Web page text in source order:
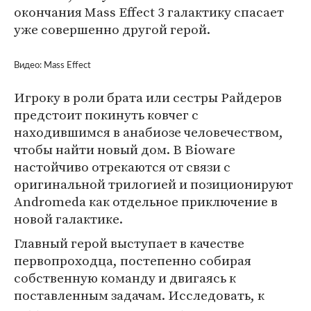
окончания Mass Effect 3 галактику спасает
уже совершенно другой герой.
Видео: Mass Effect
Игроку в роли брата или сестры Райдеров
предстоит покинуть ковчег с
находившимся в анабиозе человечеством,
чтобы найти новый дом. В Bioware
настойчиво отрекаются от связи с
оригинальной трилогией и позиционируют
Andromeda как отдельное приключение в
новой галактике.
Главный герой выступает в качестве
первопроходца, постепенно собирая
собственную команду и двигаясь к
поставленным задачам. Исследовать, к